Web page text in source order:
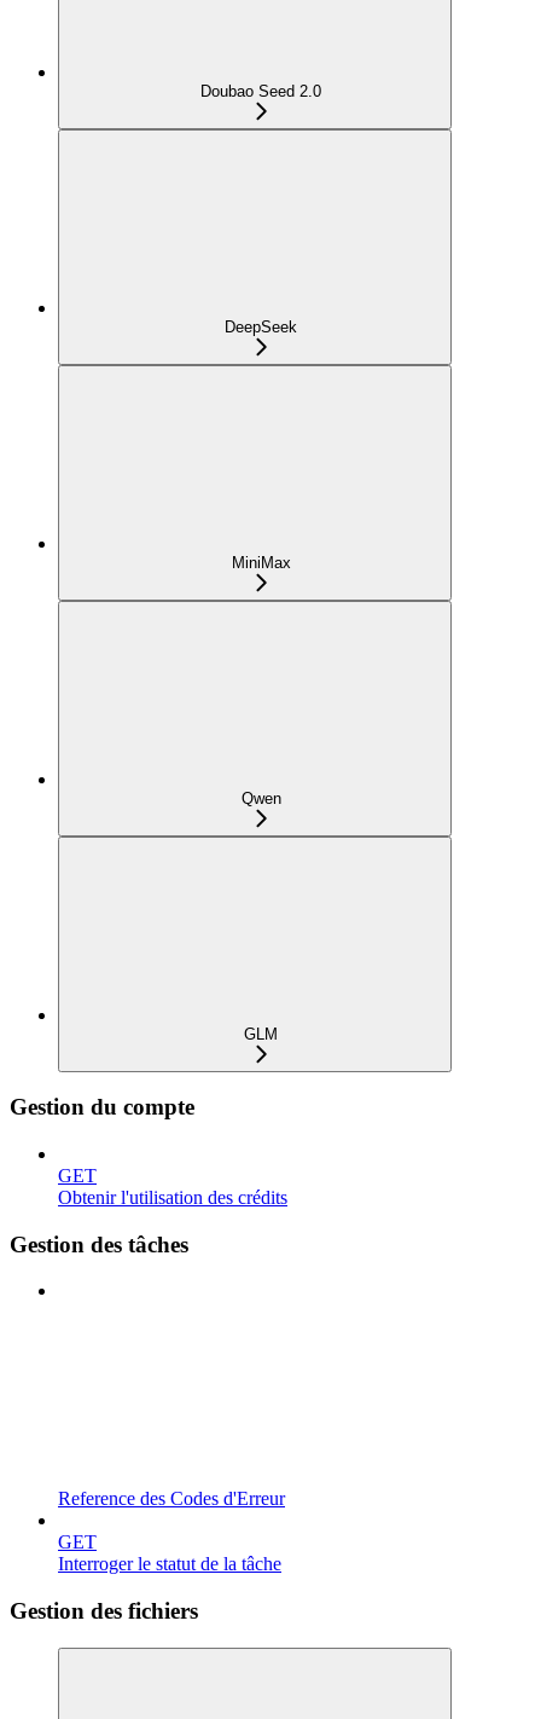
Doubao Seed 2.0
DeepSeek
MiniMax
Qwen
GLM
Gestion du compte
GET
Obtenir l'utilisation des crédits
Gestion des tâches
Reference des Codes d'Erreur
GET
Interroger le statut de la tâche
Gestion des fichiers